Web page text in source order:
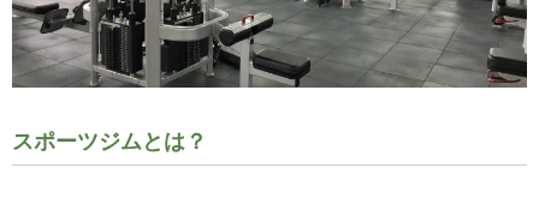
スポーツジムとは？